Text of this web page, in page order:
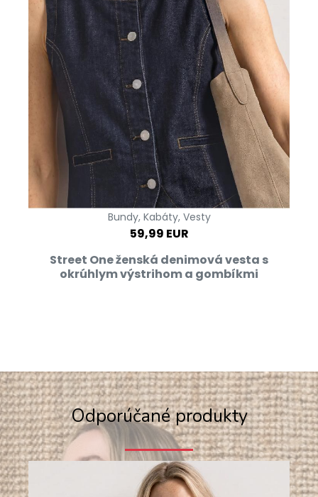
Bundy, Kabáty, Vesty
59,99 EUR
Street One ženská denimová vesta s
okrúhlym výstrihom a gombíkmi
Odporúčané produkty